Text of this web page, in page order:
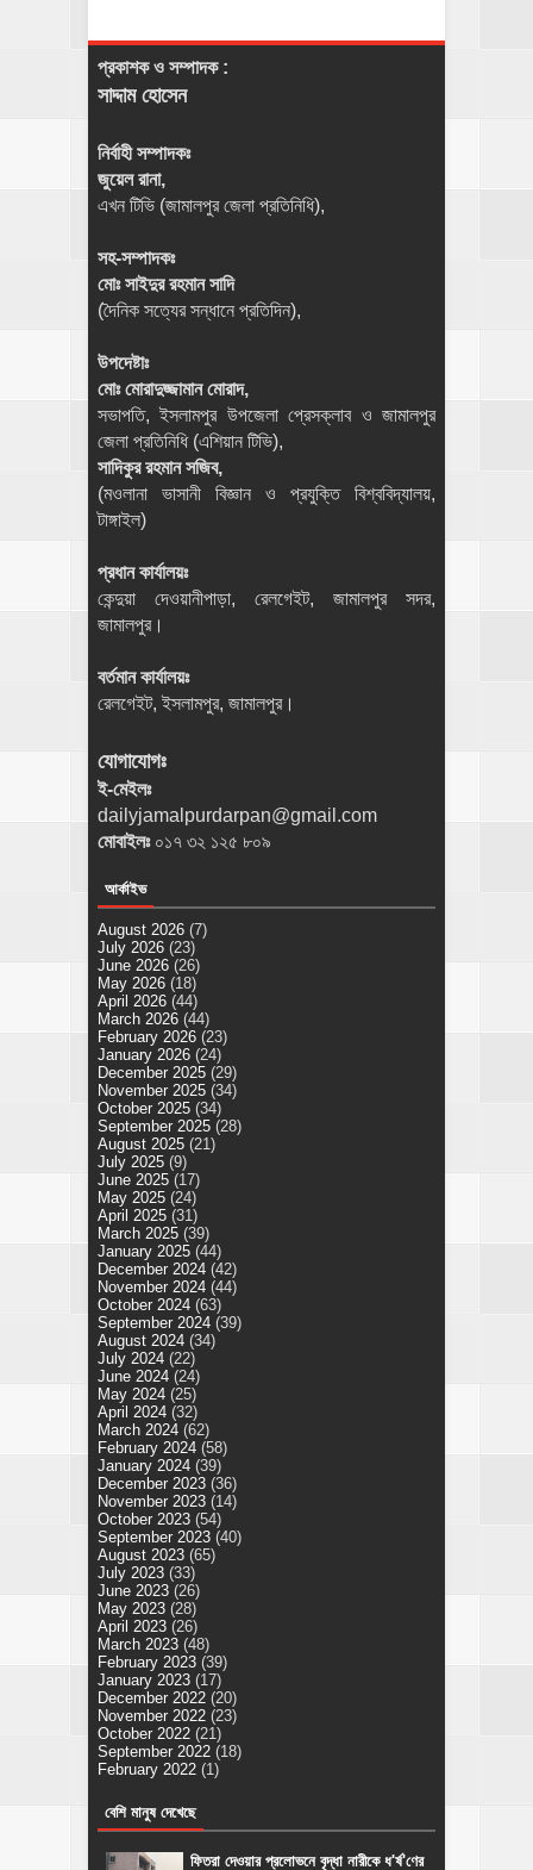
প্রকাশক ও সম্পাদক :
সাদ্দাম হোসেন
নির্বাহী সম্পাদকঃ
জুয়েল রানা,
এখন টিভি (জামালপুর জেলা প্রতিনিধি),
সহ-সম্পাদকঃ
মোঃ সাইদুর রহমান সাদি
(দৈনিক সত্যের সন্ধানে প্রতিদিন),
উপদেষ্টাঃ
মোঃ মোরাদুজ্জামান মোরাদ,
সভাপতি, ইসলামপুর উপজেলা প্রেসক্লাব ও জামালপুর
জেলা প্রতিনিধি (এশিয়ান টিভি),
সাদিকুর রহমান সজিব,
(মওলানা ভাসানী বিজ্ঞান ও প্রযুক্তি বিশ্ববিদ্যালয়,
টাঙ্গাইল)
প্রধান কার্যালয়ঃ
কেন্দুয়া দেওয়ানীপাড়া, রেলগেইট, জামালপুর সদর,
জামালপুর।
বর্তমান কার্যালয়ঃ
রেলগেইট, ইসলামপুর, জামালপুর।
যোগাযোগঃ
ই-মেইলঃ
dailyjamalpurdarpan@gmail.com
মোবাইলঃ ০১৭ ৩২ ১২৫ ৮০৯
আর্কাইভ
August 2026 (7)
July 2026 (23)
June 2026 (26)
May 2026 (18)
April 2026 (44)
March 2026 (44)
February 2026 (23)
January 2026 (24)
December 2025 (29)
November 2025 (34)
October 2025 (34)
September 2025 (28)
August 2025 (21)
July 2025 (9)
June 2025 (17)
May 2025 (24)
April 2025 (31)
March 2025 (39)
January 2025 (44)
December 2024 (42)
November 2024 (44)
October 2024 (63)
September 2024 (39)
August 2024 (34)
July 2024 (22)
June 2024 (24)
May 2024 (25)
April 2024 (32)
March 2024 (62)
February 2024 (58)
January 2024 (39)
December 2023 (36)
November 2023 (14)
October 2023 (54)
September 2023 (40)
August 2023 (65)
July 2023 (33)
June 2023 (26)
May 2023 (28)
April 2023 (26)
March 2023 (48)
February 2023 (39)
January 2023 (17)
December 2022 (20)
November 2022 (23)
October 2022 (21)
September 2022 (18)
February 2022 (1)
বেশি মানুষ দেখেছে
ফিতরা দেওয়ার প্রলোভনে বৃদ্ধা নারীকে ধ'র্ষ'ণের